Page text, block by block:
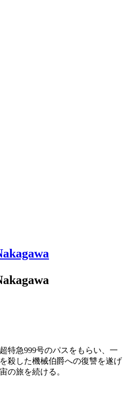
特急999号のパスをもらい、一
殺した機械伯爵への復讐を遂げ
の旅を続ける。